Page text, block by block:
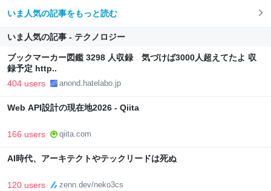
いま人気の記事をもっと読む
いま人気の記事 - テクノロジー
ブックマーカー図鑑 3298 人収録 気づけば3000人超えてたよ 収
録予定 http..
404 users anond.hatelabo.jp
Web API設計の現在地2026 - Qiita
166 users qiita.com
AI時代、アーキテクトやテックリードは死ぬ
120 users zenn.dev/neko3cs